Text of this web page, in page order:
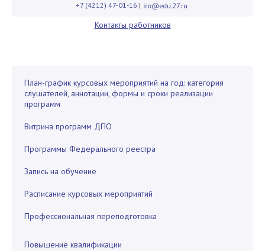
+7 (4212) 47-01-16 |
Контакты работников
План-график курсовых мероприятий на год: категория
слушателей, аннотации, формы и сроки реализации
программ
Витрина программ ДПО
Программы Федерального реестра
Запись на обучение
Расписание курсовых мероприятий
Профессиональная переподготовка
Повышение квалификации